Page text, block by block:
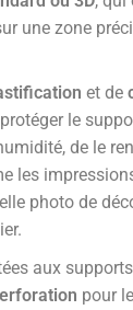
une zone
et de
le
de le
les
photo de
aux
pour